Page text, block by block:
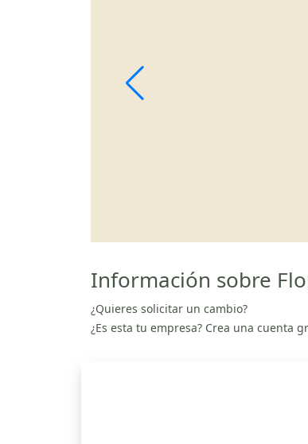
Información sobre
¿Quieres solicitar un cambio?
¿Es esta tu empresa? Crea una cuenta